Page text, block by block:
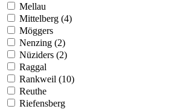
Mellau
Mittelberg (4)
Möggers
Nenzing (2)
Nüziders (2)
Raggal
Rankweil (10)
Reuthe
Riefensberg